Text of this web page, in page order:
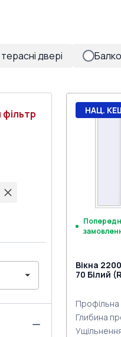
двері
НАЦ.
Вікна
70 Білий
Глибина